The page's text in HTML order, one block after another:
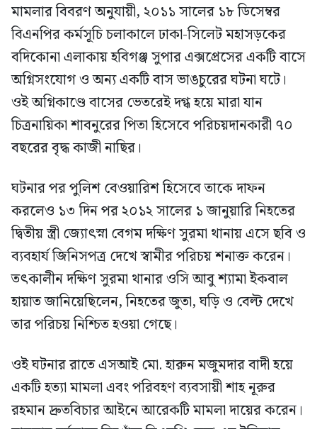
মামলার বিবরণ অনুযায়ী, ২০১১ সালের ১৮ ডিসেম্বর
বিএনপির কর্মসূচি চলাকালে ঢাকা-সিলেট মহাসড়কের
বদিকোনা এলাকায় হবিগঞ্জ সুপার এক্সপ্রেসের একটি বাসে
অগ্নিসংযোগ ও অন্য একটি বাস ভাঙচুরের ঘটনা ঘটে।
ওই অগ্নিকাণ্ডে বাসের ভেতরেই দগ্ধ হয়ে মারা যান
চিত্রনায়িকা শাবনুরের পিতা হিসেবে পরিচয়দানকারী ৭০
বছরের বৃদ্ধ কাজী নাছির।
ঘটনার পর পুলিশ বেওয়ারিশ হিসেবে তাকে দাফন
করলেও ১৩ দিন পর ২০১২ সালের ১ জানুয়ারি নিহতের
দ্বিতীয় স্ত্রী জ্যোৎস্না বেগম দক্ষিণ সুরমা থানায় এসে ছবি ও
ব্যবহার্য জিনিসপত্র দেখে স্বামীর পরিচয় শনাক্ত করেন।
তৎকালীন দক্ষিণ সুরমা থানার ওসি আবু শ্যামা ইকবাল
হায়াত জানিয়েছিলেন, নিহতের জুতা, ঘড়ি ও বেল্ট দেখে
তার পরিচয় নিশ্চিত হওয়া গেছে।
ওই ঘটনার রাতে এসআই মো. হারুন মজুমদার বাদী হয়ে
একটি হত্যা মামলা এবং পরিবহণ ব্যবসায়ী শাহ নূরুর
রহমান দ্রুতবিচার আইনে আরেকটি মামলা দায়ের করেন।